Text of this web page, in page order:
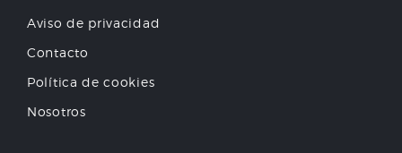
Aviso de privacidad
Contacto
Política de cookies
Nosotros